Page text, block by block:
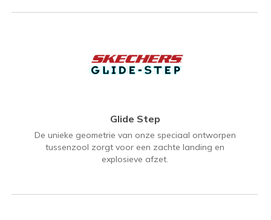
Glide Step
De unieke geometrie van onze speciaal ontworpen
tussenzool zorgt voor een zachte landing en
explosieve afzet.